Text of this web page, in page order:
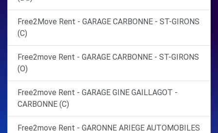
Free2Move Rent - GARAGE CARBONNE - ST-GIRONS
(C)
Free2move Rent - GARAGE CARBONNE - ST-GIRONS
(O)
Free2move Rent - GARAGE GINE GAILLAGOT -
CARBONNE (C)
Free2move Rent - GARONNE ARIEGE AUTOMOBILES